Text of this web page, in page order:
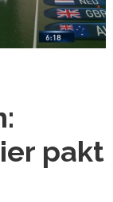
pakt